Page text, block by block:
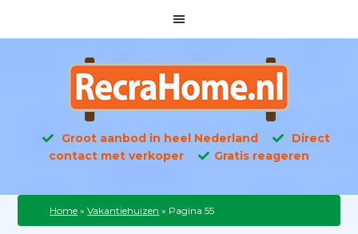
Groot aanbod in heel Nederland
Direct
contact met verkoper
Gratis reageren
Home »Vakantiehuizen » Pagina 55